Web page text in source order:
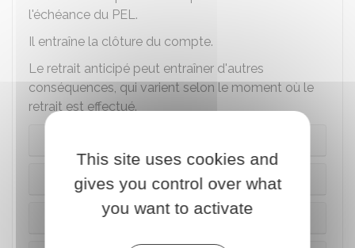
l'échéance du PEL.
Il entraîne la clôture du compte.
Le retrait anticipé peut entraîner d'autres
conséquences, qui varient selon le moment où le
retrait est effectué.
Entre 2 et 3 ans
Entre 3 et 4 ans
This site uses cookies and
gives you control over what
you want to activate